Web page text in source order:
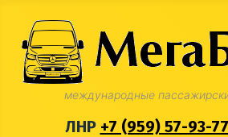
международные
ЛНР +7 (959) 57-93-